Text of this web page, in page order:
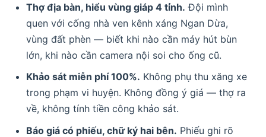
Thợ địa bàn, hiểu vùng giáp 4 tỉnh. Đội mình
quen với cống nhà ven kênh xáng Ngan Dừa,
vùng đất phèn — biết khi nào cần máy hút bùn
lớn, khi nào cần camera nội soi cho ống cũ.
Khảo sát miễn phí 100%. Không phụ thu xăng xe
trong phạm vi huyện. Không đồng ý giá — thợ ra
về, không tính tiền công khảo sát.
Báo giá có phiếu, chữ ký hai bên. Phiếu ghi rõ